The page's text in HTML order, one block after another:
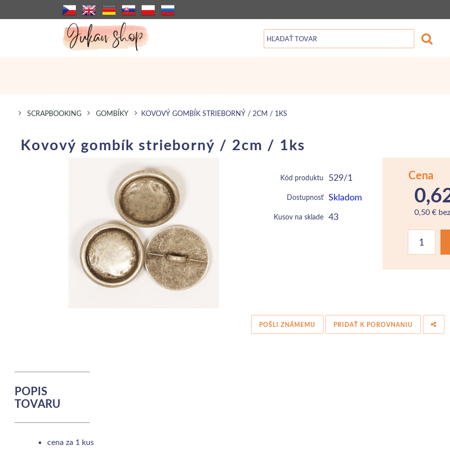
SCRAPBOOKING GOMBÍKY KOVOVÝ GOMBÍK STRIEBORNÝ / 2CM / 1KS
Kovový gombík strieborný / 2cm / 1ks
Kód produktu 529/1
Dostupnosť Skladom
Kusov na sklade 43
Cena
0,50 €
POŠLI ZNÁMEMU PRIDAŤ K POROVNANIU
POPIS
TOVARU
cena za 1 kus